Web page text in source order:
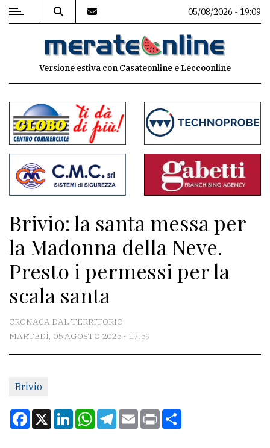
MENU
commenti
Contenuti
del
sito
Associazioni
Meteo
CONTATTI
La
redazione
Per
tua
05/08/2026 - 19:09
Versione estiva con Casateonline e Leccoonline
Brivio: la santa messa per
la Madonna della Neve.
Presto i permessi per la
scala santa
CRONACA DAL TERRITORIO
MARTEDÌ, 05 AGOSTO 2025 - 17:59
Brivio
Facebook
X LinkedInWhatsApp
Telegram
EmailPrint